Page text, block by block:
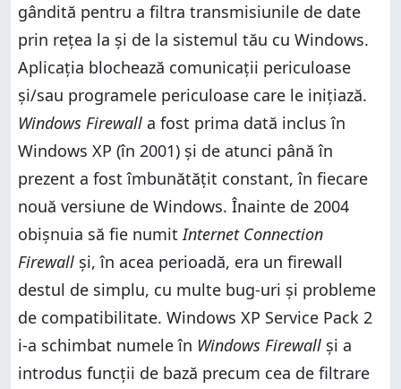
Cum dezactivezi Windows Firewall
Concluzie
Cum activezi Windows Firewall
Cum dezactivezi Windows Firewall
Concluzie
gândită pentru a filtra transmisiunile de date
prin rețea la și de la sistemul tău cu Windows.
Aplicația blochează comunicații periculoase
și/sau programele periculoase care le inițiază.
Windows Firewall a fost prima dată inclus în
Windows XP (în 2001) și de atunci până în
prezent a fost îmbunătățit constant, în fiecare
nouă versiune de Windows. Înainte de 2004
obișnuia să fie numitInternet Connection
Firewall și, în acea perioadă, era un firewall
destul de simplu, cu multe bug-uri și probleme
de compatibilitate. Windows XP Service Pack 2
i-a schimbat numele în Windows Firewall și a
introdus funcții de bază precum cea de filtrare